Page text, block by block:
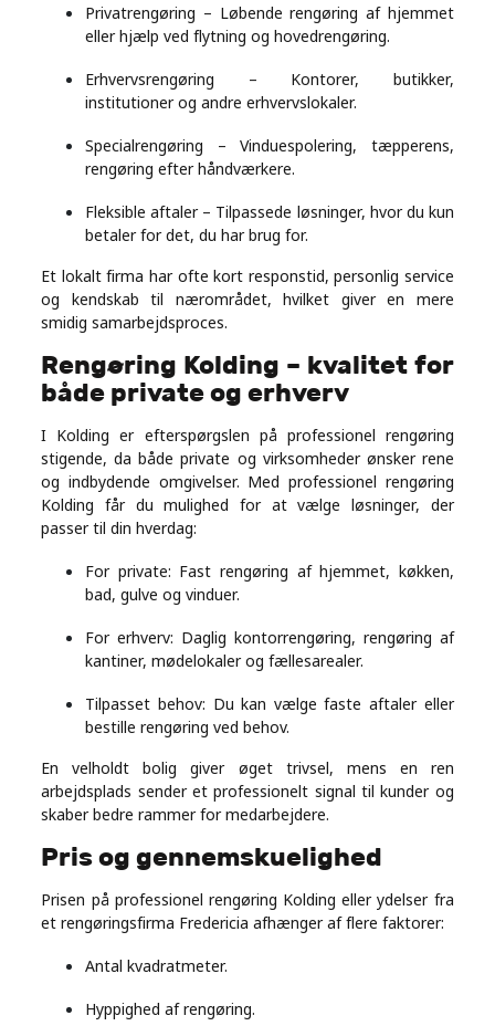
Privatrengøring – Løbende rengøring af hjemmet
eller hjælp ved flytning og hovedrengøring.
Erhvervsrengøring – Kontorer, butikker,
institutioner og andre erhvervslokaler.
Specialrengøring – Vinduespolering, tæpperens,
rengøring efter håndværkere.
Fleksible aftaler – Tilpassede løsninger, hvor du kun
betaler for det, du har brug for.
Et lokalt firma har ofte kort responstid, personlig service
og kendskab til nærområdet, hvilket giver en mere
smidig samarbejdsproces.
Rengøring Kolding – kvalitet for
både private og erhverv
I Kolding er efterspørgslen på professionel rengøring
stigende, da både private og virksomheder ønsker rene
og indbydende omgivelser. Med professionel rengøring
Kolding får du mulighed for at vælge løsninger, der
passer til din hverdag:
For private: Fast rengøring af hjemmet, køkken,
bad, gulve og vinduer.
For erhverv: Daglig kontorrengøring, rengøring af
kantiner, mødelokaler og fællesarealer.
Tilpasset behov: Du kan vælge faste aftaler eller
bestille rengøring ved behov.
En velholdt bolig giver øget trivsel, mens en ren
arbejdsplads sender et professionelt signal til kunder og
skaber bedre rammer for medarbejdere.
Pris og gennemskuelighed
Prisen på professionel rengøring Kolding eller ydelser fra
et rengøringsfirma Fredericia afhænger af flere faktorer:
Antal kvadratmeter.
Hyppighed af rengøring.